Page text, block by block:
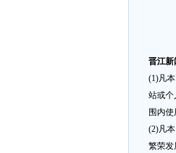
晋江新
(1)凡
站或个
围内
(2)凡
繁荣发